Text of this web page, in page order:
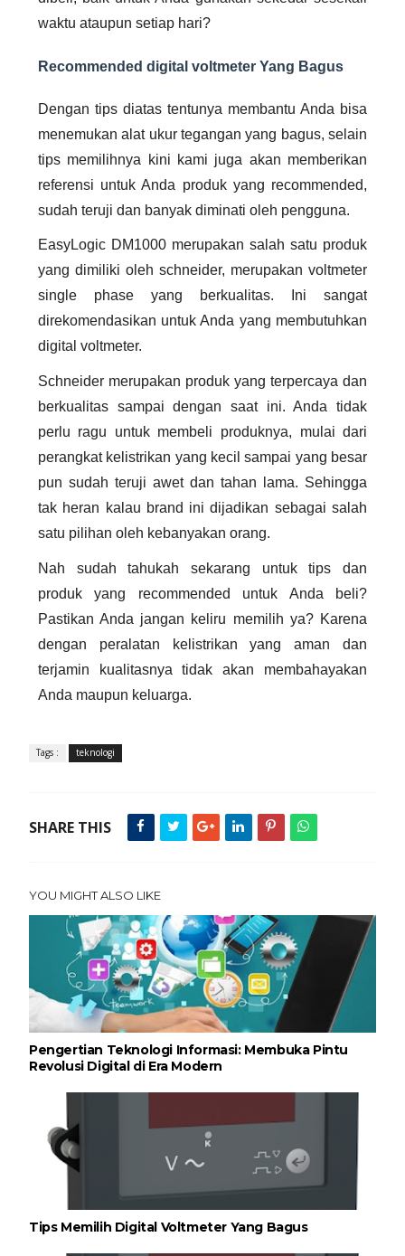
waktu ataupun setiap hari?
Recommended digital voltmeter Yang Bagus
Dengan tips diatas tentunya membantu Anda bisa
menemukan alat ukur tegangan yang bagus, selain
tips memilihnya kini kami juga akan memberikan
referensi untuk Anda produk yang recommended,
sudah teruji dan banyak diminati oleh pengguna.
EasyLogic DM1000 merupakan salah satu produk
yang dimiliki oleh schneider, merupakan voltmeter
single phase yang berkualitas. Ini sangat
direkomendasikan untuk Anda yang membutuhkan
digital voltmeter.
Schneider merupakan produk yang terpercaya dan
berkualitas sampai dengan saat ini. Anda tidak
perlu ragu untuk membeli produknya, mulai dari
perangkat kelistrikan yang kecil sampai yang besar
pun sudah teruji awet dan tahan lama. Sehingga
tak heran kalau brand ini dijadikan sebagai salah
satu pilihan oleh kebanyakan orang.
Nah sudah tahukah sekarang untuk tips dan
produk yang recommended untuk Anda beli?
Pastikan Anda jangan keliru memilih ya? Karena
dengan peralatan kelistrikan yang aman dan
terjamin kualitasnya tidak akan membahayakan
Anda maupun keluarga.
Tags : teknologi
SHARE THIS
YOU MIGHT ALSO LIKE
Pengertian Teknologi Informasi: Membuka Pintu
Revolusi Digital di Era Modern
Tips Memilih Digital Voltmeter Yang Bagus